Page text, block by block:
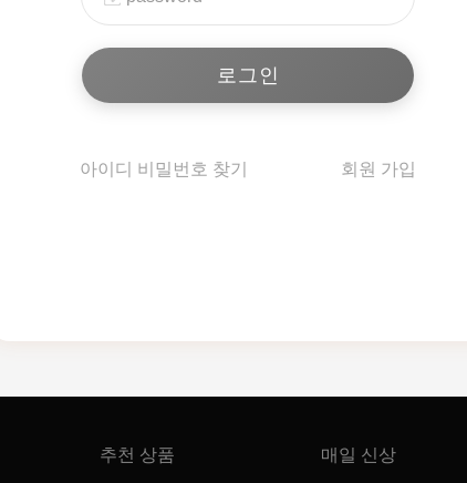
아이디 비밀번호 찾기 회원 가입
추천 상품 매일 신상